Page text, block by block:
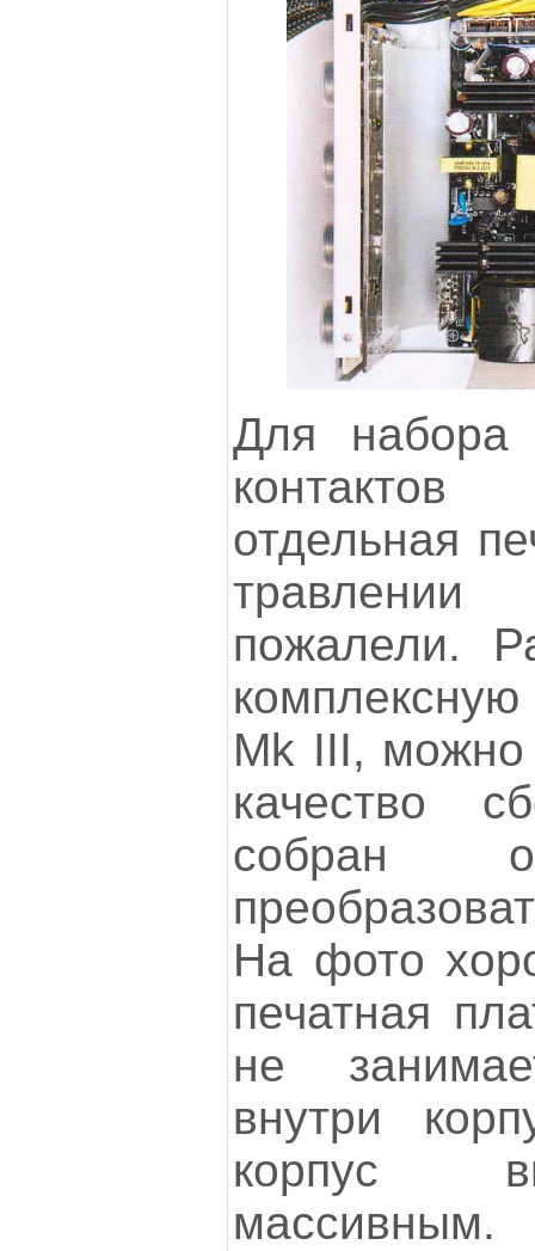
Для набора
отдельная
пожалели.
Mk III, можно
качество
собран
На фото
печатная
не
внутри
корпус
массивным.